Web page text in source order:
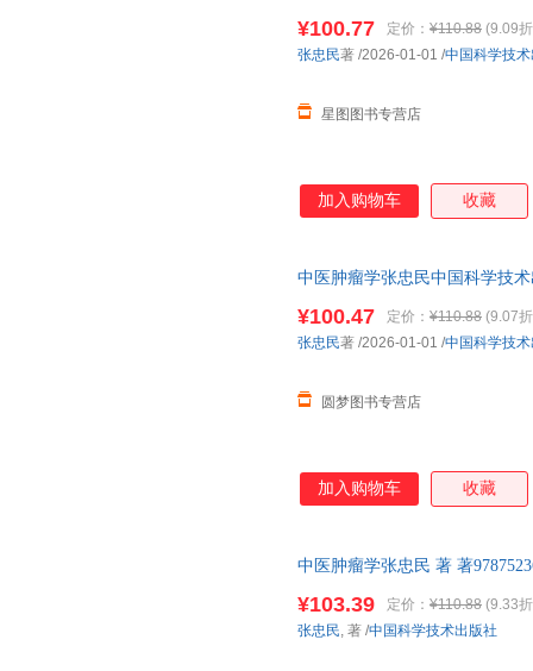
¥100.77 定价： ¥110.88 (9.09
星图图书专营店
张忠民著 /2026-01-01 /中国科学技
加入购物车 收藏
中医肿瘤学张忠民中国科学技术
¥100.47 定价： ¥110.88 (9.07
圆梦图书专营店
张忠民著 /2026-01-01 /中国科学技
加入购物车 收藏
中医肿瘤学张忠民 著 著
¥103.39 定价： ¥110.88 (9.33
张忠民, 著 /中国科学技术出版社